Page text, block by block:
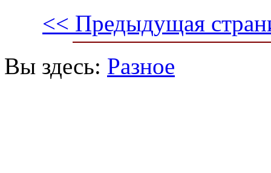
<< Предыдущая
Вы здесь: Разное